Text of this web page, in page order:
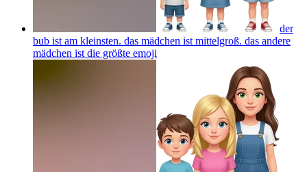
der
bub ist am kleinsten. das mädchen ist mittelgroß. das andere
mädchen ist die größte emoji